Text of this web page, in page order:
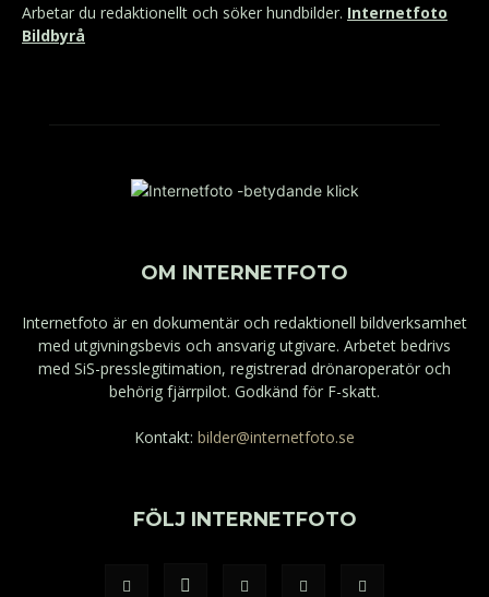
Arbetar du redaktionellt och söker hundbilder. Internetfoto
Bildbyrå
OM INTERNETFOTO
Internetfoto är en dokumentär och redaktionell bildverksamhet
med utgivningsbevis och ansvarig utgivare. Arbetet bedrivs
med SiS-presslegitimation, registrerad drönaroperatör och
behörig fjärrpilot. Godkänd för F-skatt.
Kontakt: bilder@internetfoto.se
FÖLJ INTERNETFOTO